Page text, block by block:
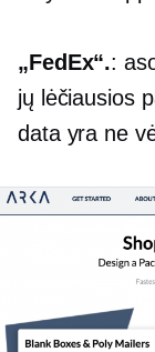
„FedEx“.:
jų lėčiausios
data yra ne